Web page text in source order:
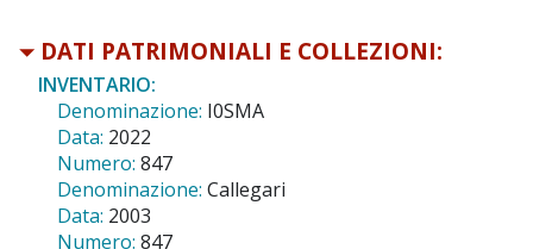
DATI PATRIMONIALI E COLLEZIONI:
INVENTARIO:
Denominazione: I0SMA
Data: 2022
Numero: 847
Denominazione: Callegari
Data: 2003
Numero: 847